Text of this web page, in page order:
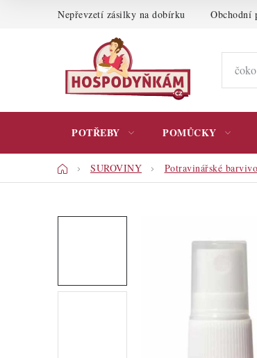
Nepřevzetí zásilky na dobírku Obchodní
POTŘEBY POMŮCKY
DomůSUROVINY Potravinářské barvivo